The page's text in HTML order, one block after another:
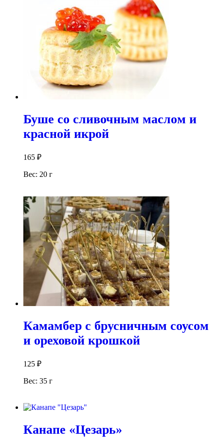
Буше со сливочным маслом и
красной икрой
165 ₽
Вес: 20 г
Камамбер с брусничным соусом
и ореховой крошкой
125 ₽
Вес: 35 г
Канапе «Цезарь»